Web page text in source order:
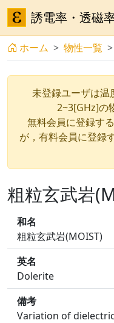
誘電率・透磁
ホーム 物性一覧
未登録ユーザは
2~3[GHz]の
無料会員に登録す
が，有料会員に登録
粗粒玄武岩
和名
粗粒玄武岩(MOIST)
英名
Dolerite
備考
Variation of